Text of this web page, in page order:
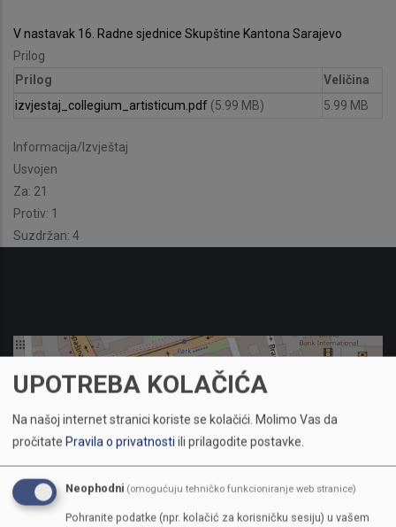
V nastavak 16. Radne sjednice Skupštine Kantona Sarajevo
Prilog
Prilog
Veličina
izvjestaj_collegium_artisticum.pdf (5.99 MB) 5.99 MB
Informacija/Izvještaj
Usvojen
Za: 21
Protiv: 1
Suzdržan: 4
UPOTREBA KOLAČIĆA
Na našoj internet stranici koriste se kolačići. Molimo Vas da
pročitate Pravila o privatnostiili prilagodite postavke.
Neophodni (omogućuju tehničko funkcioniranje web stranice)
Pohranite podatke (npr. kolačić za korisničku sesiju) u vašem